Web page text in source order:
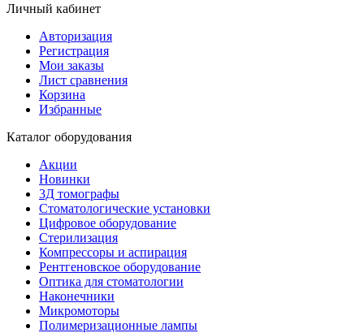
Личный кабинет
Авторизация
Регистрация
Мои заказы
Лист сравнения
Корзина
Избранные
Каталог оборудования
Акции
Новинки
3Д томографы
Стоматологические установки
Цифровое оборудование
Стерилизация
Компрессоры и аспирация
Рентгеновское оборудование
Оптика для стоматологии
Наконечники
Микромоторы
Полимеризационные лампы